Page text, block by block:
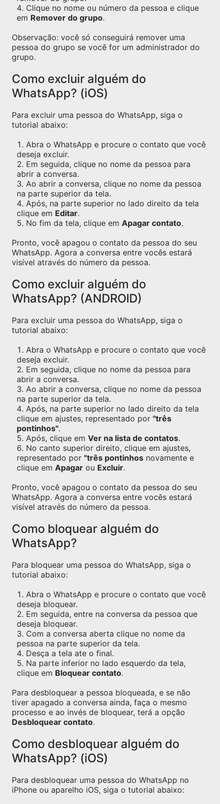
Clique no nome ou número da pessoa e clique
em Remover do grupo.
Observação: você só conseguirá remover uma
pessoa do grupo se você for um administrador do
grupo.
Como excluir alguém do
WhatsApp? (iOS)
Para excluir uma pessoa do WhatsApp, siga o
tutorial abaixo:
Abra o WhatsApp e procure o contato que você
deseja excluir.
Em seguida, clique no nome da pessoa para
abrir a conversa.
Ao abrir a conversa, clique no nome da pessoa
na parte superior da tela.
Após, na parte superior no lado direito da tela
clique em Editar.
No fim da tela, clique em Apagar contato.
Pronto, você apagou o contato da pessoa do seu
WhatsApp. Agora a conversa entre vocês estará
visível através do número da pessoa.
Como excluir alguém do
WhatsApp? (ANDROID)
Para excluir uma pessoa do WhatsApp, siga o
tutorial abaixo:
Abra o WhatsApp e procure o contato que você
deseja excluir.
Em seguida, clique no nome da pessoa para
abrir a conversa.
Ao abrir a conversa, clique no nome da pessoa
na parte superior da tela.
Após, na parte superior no lado direito da tela
clique em ajustes, representado por "três
pontinhos".
Após, clique em Ver na lista de contatos.
No canto superior direito, clique em ajustes,
representado por "três pontinhos novamente e
clique em Apagar ou Excluir.
Pronto, você apagou o contato da pessoa do seu
WhatsApp. Agora a conversa entre vocês estará
visível através do número da pessoa.
Como bloquear alguém do
WhatsApp?
Para bloquear uma pessoa do WhatsApp, siga o
tutorial abaixo:
Abra o WhatsApp e procure o contato que você
deseja bloquear.
Em seguida, entre na conversa da pessoa que
deseja bloquear.
Com a conversa aberta clique no nome da
pessoa na parte superior da tela.
Desça a tela ate o final.
Na parte inferior no lado esquerdo da tela,
clique em Bloquear contato.
Para desbloquear a pessoa bloqueada, e se não
tiver apagado a conversa ainda, faça o mesmo
processo e ao invés de bloquear, terá a opção
Desbloquear contato.
Como desbloquear alguém do
WhatsApp? (iOS)
Para desbloquear uma pessoa do WhatsApp no
iPhone ou aparelho iOS, siga o tutorial abaixo: